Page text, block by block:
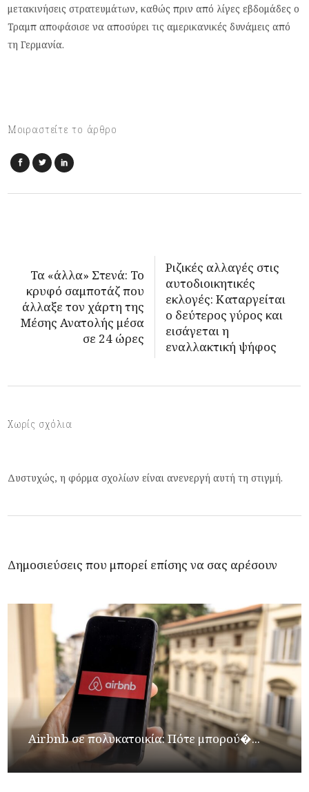
μετακινήσεις στρατευμάτων, καθώς πριν από λίγες εβδομάδες ο
Τραμπ αποφάσισε να αποσύρει τις αμερικανικές δυνάμεις από
τη Γερμανία.
Μοιραστείτε το άρθρο
Τα «άλλα» Στενά: Το
κρυφό σαμποτάζ που
άλλαξε τον χάρτη της
Μέσης Ανατολής μέσα
σε 24 ώρες
Ριζικές αλλαγές στις
αυτοδιοικητικές
εκλογές: Καταργείται
ο δεύτερος γύρος και
εισάγεται η
εναλλακτική ψήφος
Χωρίς σχόλια
Δυστυχώς, η φόρμα σχολίων είναι ανενεργή αυτή τη στιγμή.
Δημοσιεύσεις που μπορεί επίσης να σας αρέσουν
Airbnb σε πολυκατοικία: Πότε μπορού�...